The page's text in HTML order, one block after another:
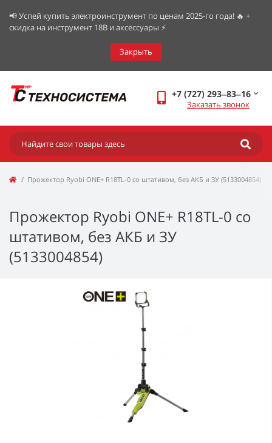
📢 Успей купить электроинструмент по ценам 2025-го года! 🔥 +
скидка на инструмент 18В и аксессуары ⚡️
Закрыть
+7 (727) 293‒83‒16
Заказать звонок
Прожектор Ryobi ONE+ R18TL-0 со штативом, без АКБ и ЗУ (5133004854)
Прожектор Ryobi ONE+ R18TL-0 со
штативом, без АКБ и ЗУ
(5133004854)